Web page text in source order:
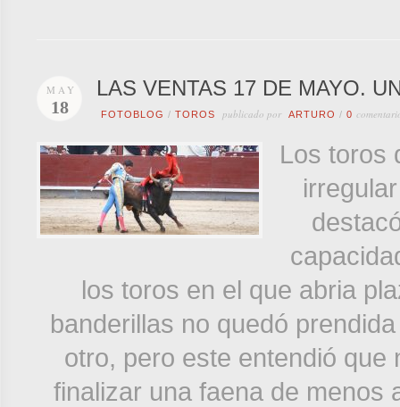
MAY
18
LAS VENTAS 17 DE MAYO.
FOTOBLOG / TOROS publicado por ARTURO / 0
Los toros
los toros en el que abria
banderillas no quedó
otro, pero este entendió que
finalizar una faena de menos